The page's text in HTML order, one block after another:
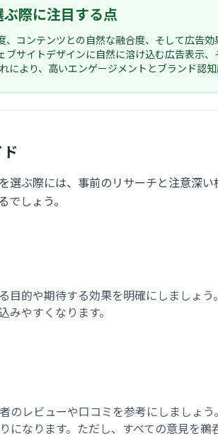
際に注目する点
コンテンツとの自然な融合度、そして広告
サイトデザインに自然に溶け込む広告表示
より、高いエンゲージメントとブランド認知
選ぶ際には、事前のリサーチと注意深
しょう。
目的や期待する効果を明確にしましょ
やすくなります。
のレビューや口コミを参考にしましょ
になります。ただし、すべての意見を